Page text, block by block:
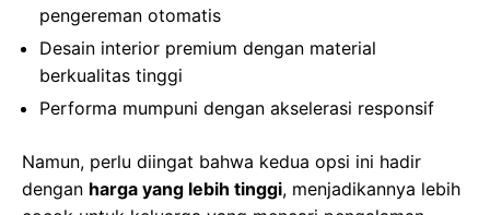
pengereman otomatis
Desain interior premium dengan material
berkualitas tinggi
Performa mumpuni dengan akselerasi responsif
Namun, perlu diingat bahwa kedua opsi ini hadir
dengan harga yang lebih tinggi, menjadikannya lebih